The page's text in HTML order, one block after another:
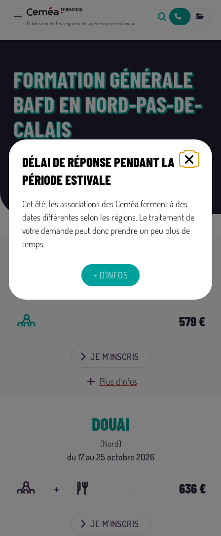
DÉLAI DE RÉPONSE PENDANT LA
PÉRIODE ESTIVALE
Cet été, les associations des Ceméa ferment à des
dates différentes selon les régions. Le traitement de
votre demande peut donc prendre un peu plus de
temps.
+ D'INFOS
Établissement d'enseignement supérieur privé technique NOUS MES
FORMATION GÉNÉRALE
BAFD EN NORD-PAS-DE-
CALAIS
Découvrez toutes les formations générales BAFD en Nord-
Pas-de-Calais : Nord et Pas-de-Calais.
(Nord)
du 17 au 25 octobre 2026
579 €
JE M'INSCRIS
Plus d'infos
DOUAI
(Nord)
du 17 au 25 octobre 2026
+ 636 €
JE M'INSCRIS